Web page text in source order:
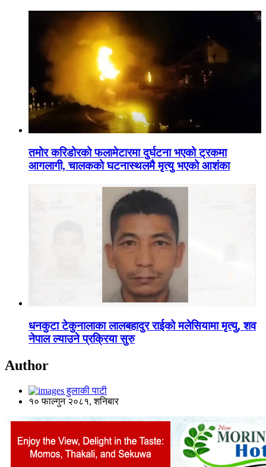
तमोर करिडोरको फलामेटारमा दुर्घटना भएको ट्रकमा
आगलागी, चालकको घटनास्थलमै मृत्यु भएको आशंका
धनकुटा टेकुनालाका लालबहादुर राईको मलेसियामा मृत्यु, शव
नेपाल ल्याउने प्रक्रिया सुरु
Author
हुलाकी पाटी
१० फाल्गुन २०८१, शनिबार